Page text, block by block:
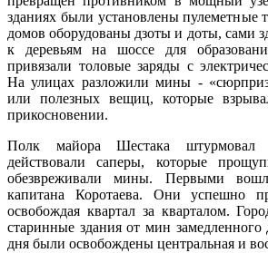
зданиях были установлены пулеметные
домов оборудованы дзоты и доты, сами
к деревьям на шоссе для
привязали толовые заряды с
На улицах разложили мины -
или полезных вещиц, которые
прикосновении.
Полк майора Шестака штурмовал
действовали саперы, которые
обезвреживали мины. Первыми
капитана Коротаева. Они успешно
освобождая квартал за кварталом.
старинные здания от мин замедленного
дня были освобождены центральная и